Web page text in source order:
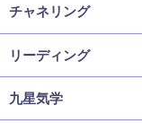
チャネリング
リーディング
九星気学